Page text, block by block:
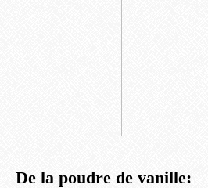
De la poudre de vanille: